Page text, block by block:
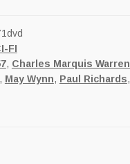
FI
, Charles Marquis Warren
, May Wynn, Paul Richards,